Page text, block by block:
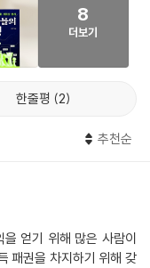
표로 챗봇 ‘파이(Pi)’를
지 못한다. 결국 2024년,
합류했다.
등 AI 전략 전반을 이
변모한 그의 행보는, AI
다.
트업이 결국 살아남아
마무리된다. 기술과 자
에서, 이 책은 지금 AI
에서 전한다.
8
더보기
한줄평 2
추천순
얻기 위해 많은 사람이
패권을 차지하기 위해 갖